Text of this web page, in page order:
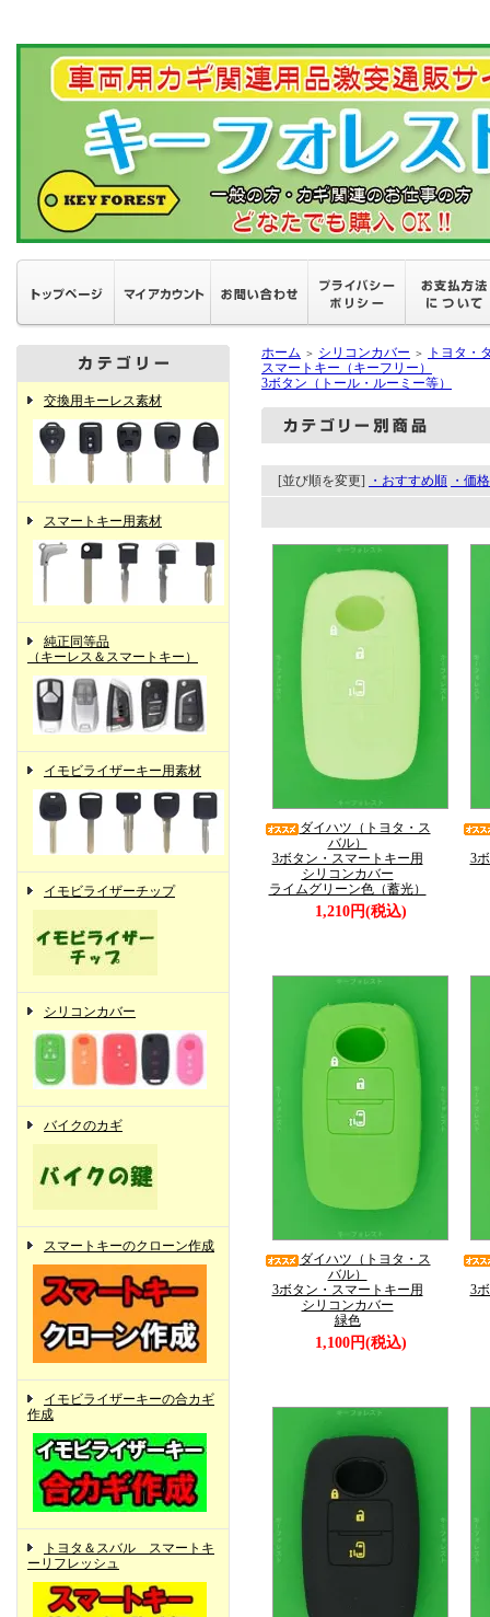
交換用キーレス素材
スマートキー用素材
純正同等品
（キーレス＆スマートキー）
イモビライザーキー用素材
イモビライザーチップ
シリコンカバー
バイクのカギ
スマートキーのクローン作成
イモビライザーキーの合カギ
作成
トヨタ＆スバル スマートキ
ーリフレッシュ
ホーム ＞ シリコンカバー ＞
トヨタ・
スマートキー（キーフリー）
3ボタン（トール・ルーミー等）
[並び順を変更] ・おすすめ順 ・価
ダイハツ（トヨタ・ス
バル）
3ボタン・スマートキー用
シリコンカバー
ライムグリーン色（蓄光）
1,210円(税込)
3
ダイハツ（トヨタ・ス
バル）
3ボタン・スマートキー用
シリコンカバー
緑色
1,100円(税込)
3